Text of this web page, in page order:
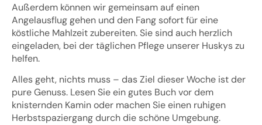
Außerdem können wir gemeinsam auf einen
Angelausflug gehen und den Fang sofort für eine
köstliche Mahlzeit zubereiten. Sie sind auch herzlich
eingeladen, bei der täglichen Pflege unserer Huskys zu
helfen.
Alles geht, nichts muss – das Ziel dieser Woche ist der
pure Genuss. Lesen Sie ein gutes Buch vor dem
knisternden Kamin oder machen Sie einen ruhigen
Herbstspaziergang durch die schöne Umgebung.